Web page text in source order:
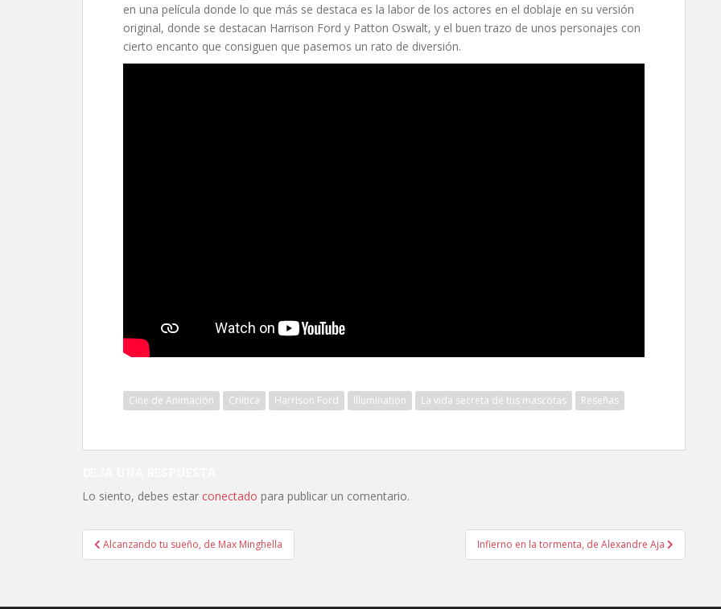
en una película donde lo que más se destaca es la labor de los actores en el doblaje en su versión
original, donde se destacan Harrison Ford y Patton Oswalt, y el buen trazo de unos personajes con
cierto encanto que consiguen que pasemos un rato de diversión.
Cine de Animación Críitica Harrison Ford Illumination La vida secreta de tus mascotas Reseñas
Lo siento, debes estar conectado para publicar un comentario.
Navegación
de
Alcanzando tu sueño, de Max Minghella Infierno en la tormenta, de Alexandre Aja